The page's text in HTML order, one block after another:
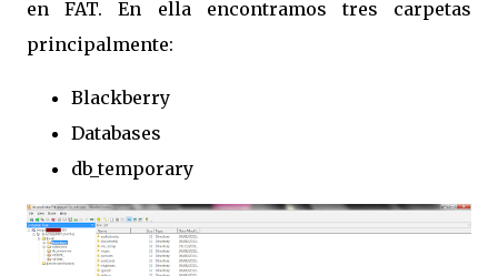
en FAT. En ella encontramos tres carpetas
principalmente:
Blackberry
Databases
db_temporary